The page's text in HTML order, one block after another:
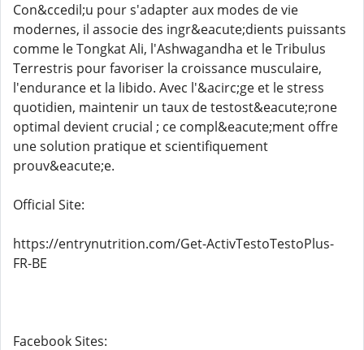
Con&ccedil;u pour s'adapter aux modes de vie
modernes, il associe des ingr&eacute;dients puissants
comme le Tongkat Ali, l'Ashwagandha et le Tribulus
Terrestris pour favoriser la croissance musculaire,
l'endurance et la libido. Avec l'&acirc;ge et le stress
quotidien, maintenir un taux de testost&eacute;rone
optimal devient crucial ; ce compl&eacute;ment offre
une solution pratique et scientifiquement
prouv&eacute;e.
Official Site:
https://entrynutrition.com/Get-ActivTestoTestoPlus-
FR-BE
Facebook Sites: